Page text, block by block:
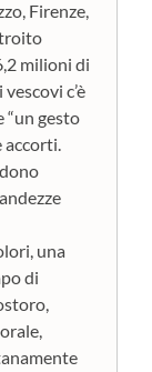
Firenze,
milioni di
c’è
“un gesto
accorti.
una
di